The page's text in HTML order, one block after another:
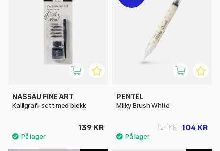
NASSAU FINE ART
Kalligrafi-sett med blekk
139 KR
PENTEL
Milky Brush White
104 KR
129 KR